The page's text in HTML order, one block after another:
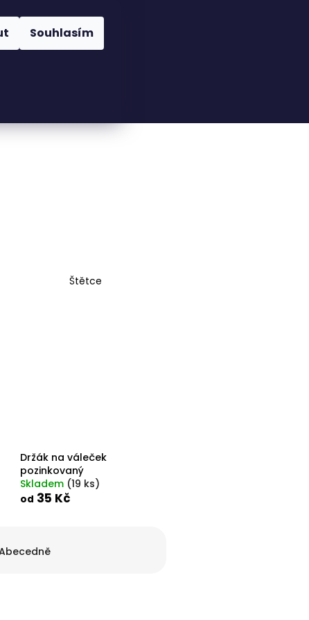
Souhlasím
Hledat
Štětce
Držák na váleček
pozinkovaný
Skladem (19 ks)
od 35 Kč